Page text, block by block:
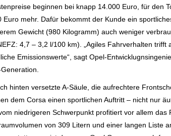
beginnen bei knapp 14.000 Euro, für den
Euro mehr. Dafür bekommt der Kunde ein
Gewicht (980 Kilogramm) auch weniger
4,7 – 3,2 l/100 km). „Agiles Fahrverhalten trifft
Emissionswerte“, sagt Opel-
hinten versetzte A-Säule, die aufrechtere
dem Corsa einen sportlichen Auftritt – nicht nur
niedrigeren Schwerpunkt profitiert vor allem das
von 309 Litern und einer langen Liste